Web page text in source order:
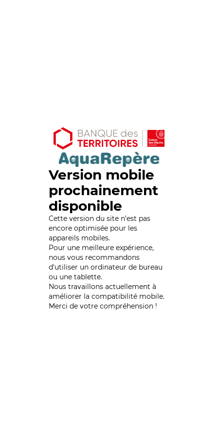
Version mobile
prochainement
disponible
Cette version du site n’est pas
encore optimisée pour les
appareils mobiles.
Pour une meilleure expérience,
nous vous recommandons
d'utiliser un ordinateur de bureau
ou une tablette.
Nous travaillons actuellement à
améliorer la compatibilité mobile.
Merci de votre compréhension !